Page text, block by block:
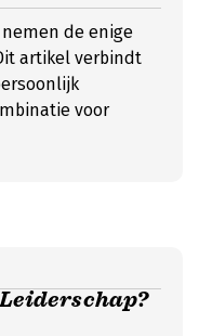
de enige
artikel verbindt
voor